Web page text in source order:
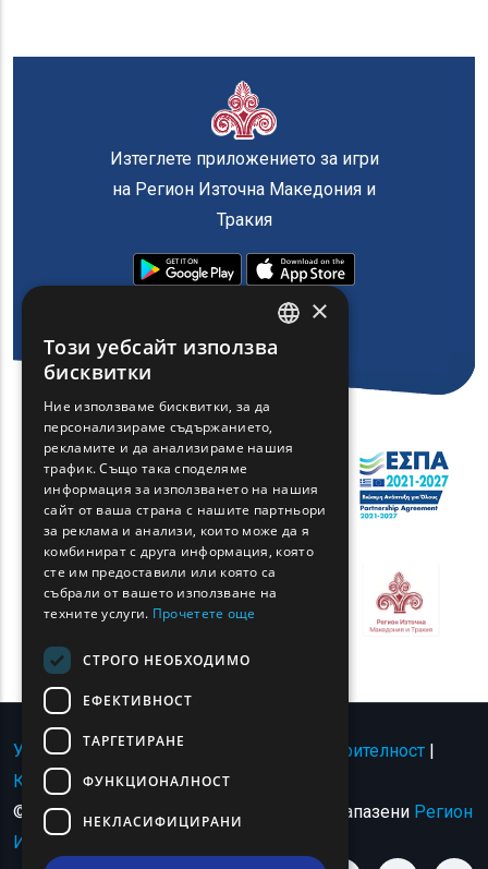
Изтеглете приложението за игри
на Регион Източна Македония и
Тракия
Условия за ползване | Политика за поверителност |
Карта на сайта|Свържете се с
© Авторско право 2024 - Всички права запазени Регион
Източна Македония и Тракия
ENGLISH
FRENCH
ROMANIAN
TURKISH
×
Този уебсайт използва
бисквитки
Ние използваме бисквитки, за да
персонализираме съдържанието,
рекламите и да анализираме нашия
трафик. Също така споделяме
информация за използването на нашия
сайт от ваша страна с нашите партньори
за реклама и анализи, които може да я
комбинират с друга информация, която
сте им предоставили или която са
събрали от вашето използване на
техните услуги. Прочетете още
СТРОГО НЕОБХОДИМО
ЕФЕКТИВНОСТ
ТАРГЕТИРАНЕ
ФУНКЦИОНАЛНОСТ
НЕКЛАСИФИЦИРАНИ